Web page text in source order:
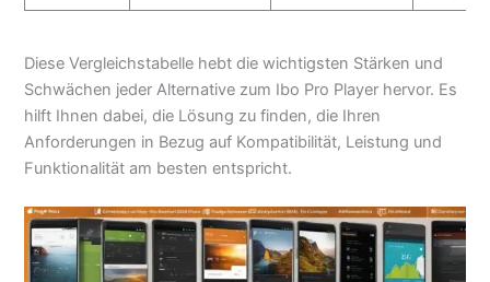
Diese Vergleichstabelle hebt die wichtigsten Stärken und
Schwächen jeder Alternative zum Ibo Pro Player hervor. Es
hilft Ihnen dabei, die Lösung zu finden, die Ihren
Anforderungen in Bezug auf Kompatibilität, Leistung und
Funktionalität am besten entspricht.